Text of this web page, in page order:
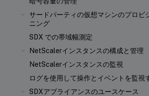
サードパーティの仮想マシンのプロビ
ニング
SDX での帯域幅測定
NetScalerインスタンスの構成と管理
NetScalerインスタンスの監視
ログを使用して操作とイベントを監視
SDXアプライアンスのユースケース